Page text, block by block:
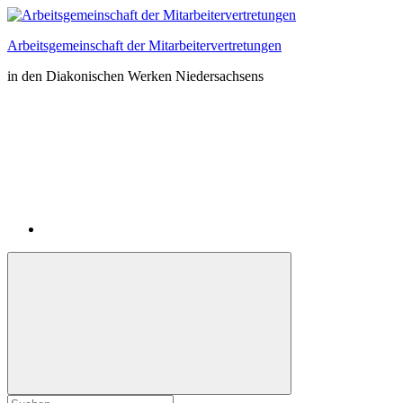
Zum
springen
Arbeitsgemeinschaft der Mitarbeitervertretungen
in den Diakonischen Werken Niedersachsens
Suchformular